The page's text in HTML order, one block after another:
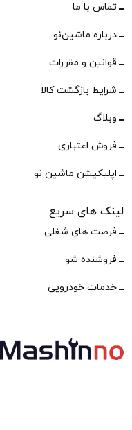
تماس با ما
درباره ماشین‌نو
قوانین و مقررات
شرایط بازگشت کالا
وبلاگ
فروش اعتباری
اپلیکیشن ماشین نو
لینک های سریع
فرصت های شغلی
فروشنده شو
خدمات خودرویی